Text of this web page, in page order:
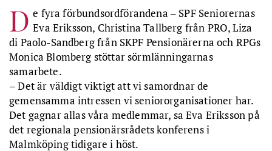
D e fyra förbundsordförandena – SPF Seniorernas
Eva Eriksson, Christina Tallberg från PRO, Liza
di Paolo-Sandberg från SKPF Pensionärerna och RPGs
Monica Blomberg stöttar sörmlänningarnas
samarbete.
– Det är väldigt viktigt att vi samordnar de
gemensamma intressen vi seniororganisationer har.
Det gagnar allas våra medlemmar, sa Eva Eriksson på
det regionala pensionärsrådets konferens i
Malmköping tidigare i höst.